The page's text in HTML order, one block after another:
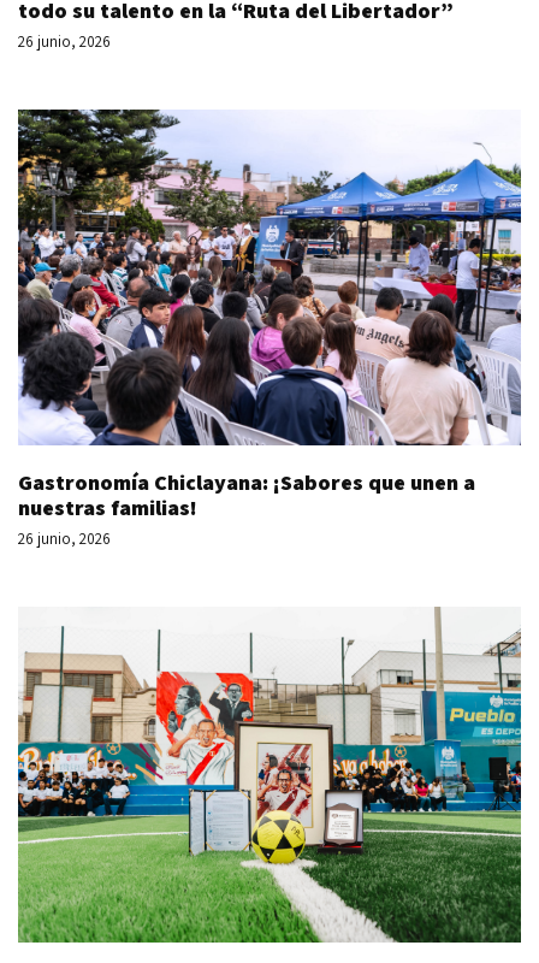
todo su talento en la “Ruta del Libertador”
26 junio, 2026
Gastronomía Chiclayana: ¡Sabores que unen a
nuestras familias!
26 junio, 2026